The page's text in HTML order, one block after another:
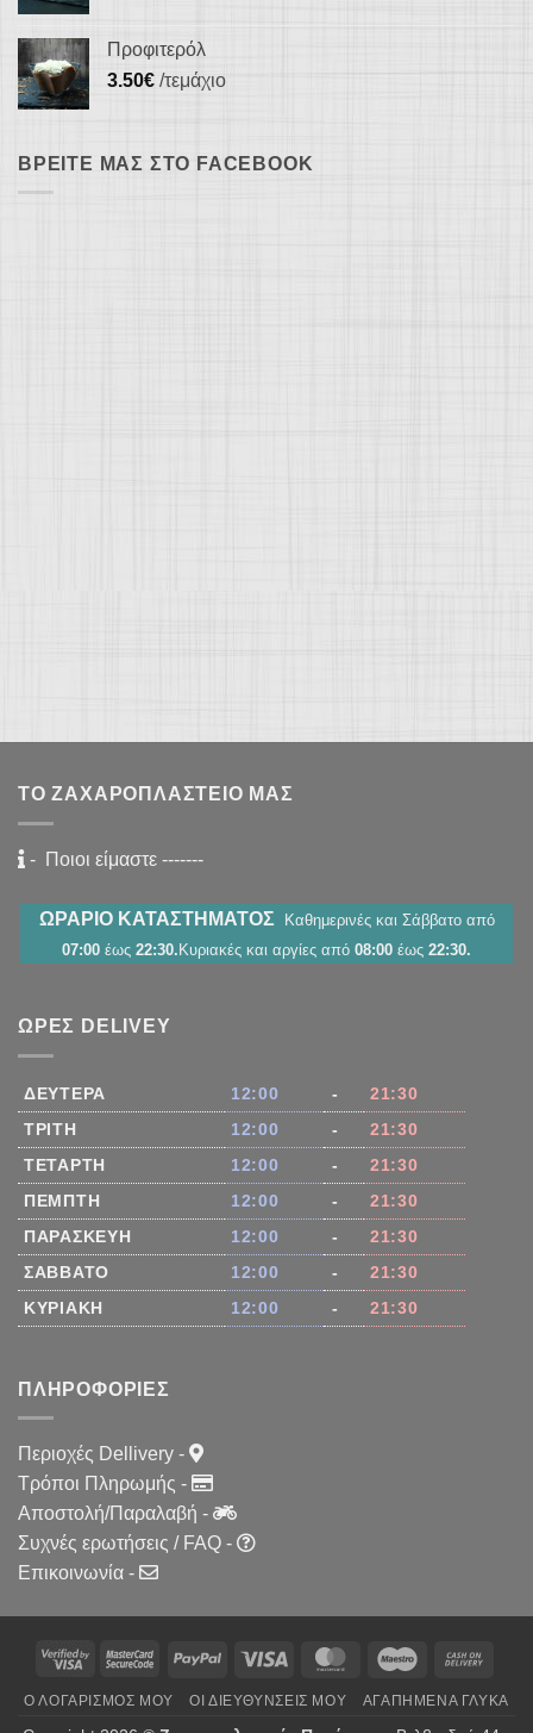
Προφιτερόλ
3.50€ /τεμάχιο
ΒΡΕΊΤΕ ΜΑΣ ΣΤΟ FACEBOOK
ΤΟ ΖΑΧΑΡΟΠΛΑΣΤΕΊΟ ΜΑΣ
- Ποιοι είμαστε -------
ΩΡΑΡΙΟ ΚΑΤΑΣΤΗΜΑΤΟΣ
Καθημερινές και Σάββατο από
07:00 έως 22:30. Κυριακές και αργίες από 08:00 έως 22:30.
ΏΡΕΣ DELIVEY
ΔΕΥΤΈΡΑ 12:00 -
21:30
ΤΡΊΤΗ
12:00 -
21:30
ΤΕΤΆΡΤΗ
12:00 -
21:30
ΠΈΜΠΤΗ
12:00 -
21:30
ΠΑΡΑΣΚΕΥΉ
12:00 -
21:30
ΣΆΒΒΑΤΟ
12:00 -
21:30
ΚΥΡΙΑΚΉ
12:00 - 21:30
ΠΛΗΡΟΦΟΡΊΕΣ
Περιοχές Dellivery -
Τρόποι Πληρωμής -
Αποστολή/Παραλαβή -
Συχνές ερωτήσεις / FAQ -
Επικοινωνία -
PayPal Visa MasterCardMaestro
Ο ΛΟΓΑΡΙΣΜΌΣ ΜΟΥ ΟΙ ΔΙΕΥΘΎΝΣΕΙΣ ΜΟΥ ΑΓΑΠΗΜΈΝΑ ΓΛΥΚΆ